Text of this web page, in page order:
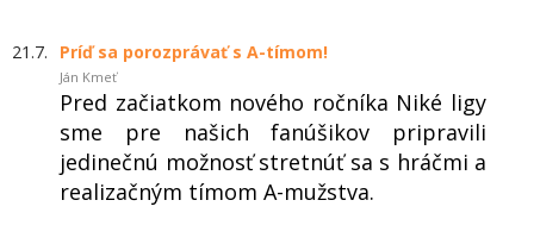
21.7. Príď sa porozprávať s A-tímom!
Ján Kmeť
Pred začiatkom nového ročníka Niké ligy
sme pre našich fanúšikov pripravili
jedinečnú možnosť stretnúť sa s hráčmi a
realizačným tímom A-mužstva.